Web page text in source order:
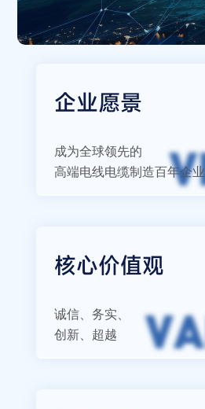
企业愿景
成为全球领先的
高端电线电缆制造百年企业
核心价值观
诚信、务实、
创新、超越